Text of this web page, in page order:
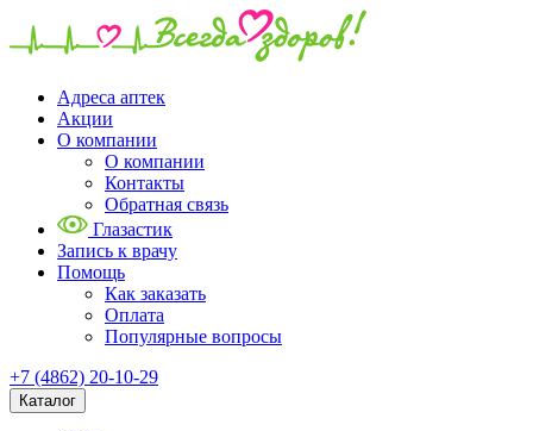
Адреса аптек
Акции
О компании
О компании
Контакты
Обратная связь
Глазастик
Запись к врачу
Помощь
Как заказать
Оплата
Популярные вопросы
+7 (4862) 20-10-29
Каталог